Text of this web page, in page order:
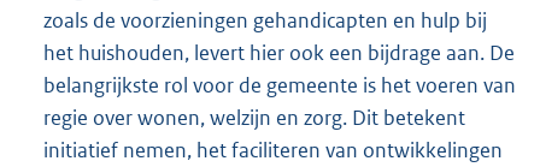
zoals de voorzieningen gehandicapten en hulp bij
het huishouden, levert hier ook een bijdrage aan. De
belangrijkste rol voor de gemeente is het voeren van
regie over wonen, welzijn en zorg. Dit betekent
initiatief nemen, het faciliteren van ontwikkelingen